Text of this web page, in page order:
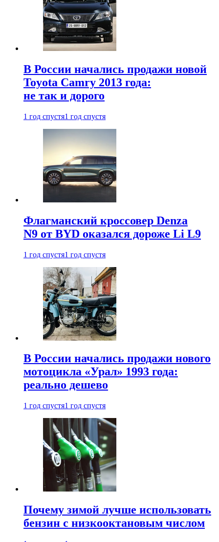
В России начались продажи новой
Toyota Camry 2013 года:
не так и дорого
1 год спустя1 год спустя
Флагманский кроссовер Denza
N9 от BYD оказался дороже Li L9
1 год спустя1 год спустя
В России начались продажи нового
мотоцикла «Урал» 1993 года:
реально дешево
1 год спустя1 год спустя
Почему зимой лучше использовать
бензин с низкооктановым числом